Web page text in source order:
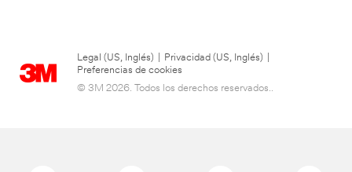
Legal (US, Inglés) Privacidad (US, Inglés)
Preferencias de cookies
© 3M 2026. Todos los derechos reservados..